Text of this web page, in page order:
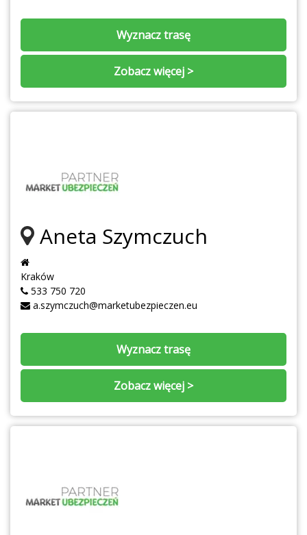
Wyznacz trasę
Zobacz więcej >
Aneta Szymczuch
Kraków
533 750 720
a.szymczuch@marketubezpieczen.eu
Wyznacz trasę
Zobacz więcej >